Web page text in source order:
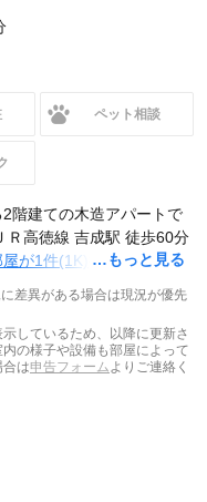
ペット相談
…もっと見る
階建ての木造アパートで
Ｒ高徳線 吉成駅 徒歩60分
が1件(1K)
掲載されてい
差異がある場合は現況が優先
しているため、以降に更新さ
の様子や設備も部屋によって
は申告フォーム よりご連絡く